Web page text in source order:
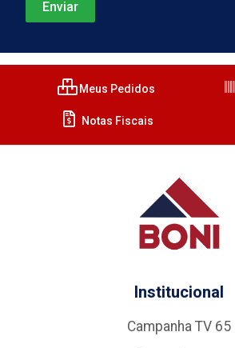
Meus Pedidos
Notas Fiscais
Institucional
Campanha TV 65